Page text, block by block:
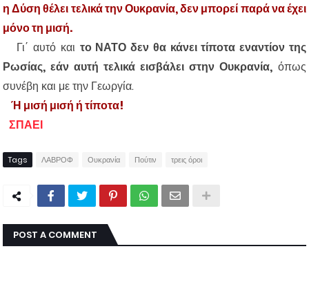
η Δύση θέλει τελικά την Ουκρανία, δεν μπορεί παρά να έχει
μόνο τη μισή.
Γι΄ αυτό και το ΝΑΤΟ δεν θα κάνει τίποτα εναντίον της
Ρωσίας, εάν αυτή τελικά εισβάλει στην Ουκρανία, όπως
συνέβη και με την Γεωργία.
Ή μισή μισή ή τίποτα!
ΣΠΑΕΙ
Tags ΛΑΒΡΟΦ Ουκρανία Πούτιν τρεις όροι
POST A COMMENT